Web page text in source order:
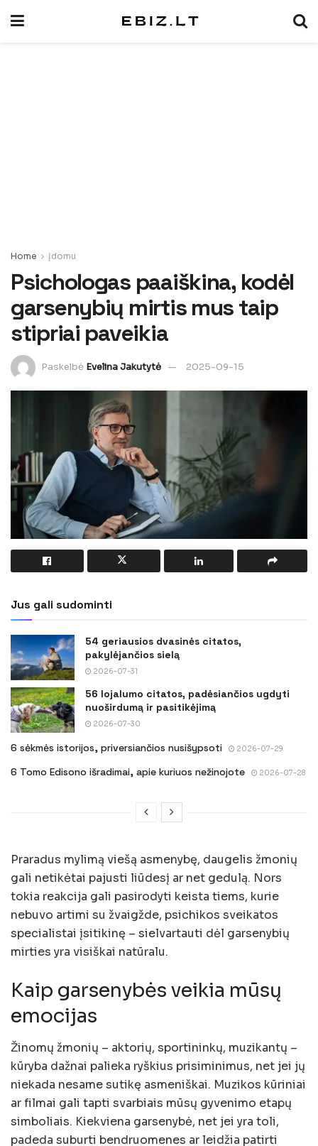
Home Įdomu
Psichologas paaiškina, kodėl
garsenybių mirtis mus taip
stipriai paveikia
Paskelbė Evelina Jakutytė 2025-09-15
Jus gali sudominti
54 geriausios dvasinės citatos,
pakylėjančios sielą
2026-07-31
56 lojalumo citatos, padėsiančios ugdyti
nuoširdumą ir pasitikėjimą
2026-07-30
6 sėkmės istorijos, priversiančios nusišypsoti 2026-07-29
6 Tomo Edisono išradimai, apie kuriuos nežinojote 2026-07-28
Praradus mylimą viešą asmenybę, daugelis žmonių
gali netikėtai pajusti liūdesį ar net gedulą. Nors
tokia reakcija gali pasirodyti keista tiems, kurie
nebuvo artimi su žvaigžde, psichikos sveikatos
specialistai įsitikinę – sielvartauti dėl garsenybių
mirties yra visiškai natūralu.
Kaip garsenybės veikia mūsų
emocijas
Žinomų žmonių – aktorių, sportininkų, muzikantų –
kūryba dažnai palieka ryškius prisiminimus, net jei jų
niekada nesame sutikę asmeniškai. Muzikos kūriniai
ar filmai gali tapti svarbiais mūsų gyvenimo etapų
simboliais. Kiekviena garsenybė, net jei yra toli,
padeda suburti bendruomenes ar leidžia patirti